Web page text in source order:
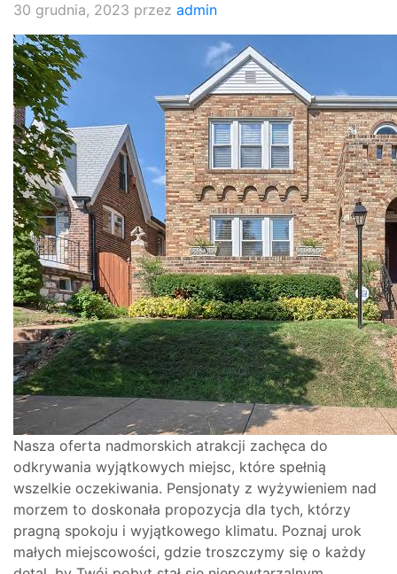
30 grudnia, 2023 przez admin
Nasza oferta nadmorskich atrakcji zachęca do
odkrywania wyjątkowych miejsc, które spełnią
wszelkie oczekiwania. Pensjonaty z wyżywieniem nad
morzem to doskonała propozycja dla tych, którzy
pragną spokoju i wyjątkowego klimatu. Poznaj urok
małych miejscowości, gdzie troszczymy się o każdy